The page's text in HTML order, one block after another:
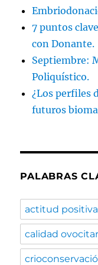
7 puntos
con Donante.
Septiembre:
Poliquístico.
¿Los perfiles
futuros
PALABRAS
actitud positiva
calidad